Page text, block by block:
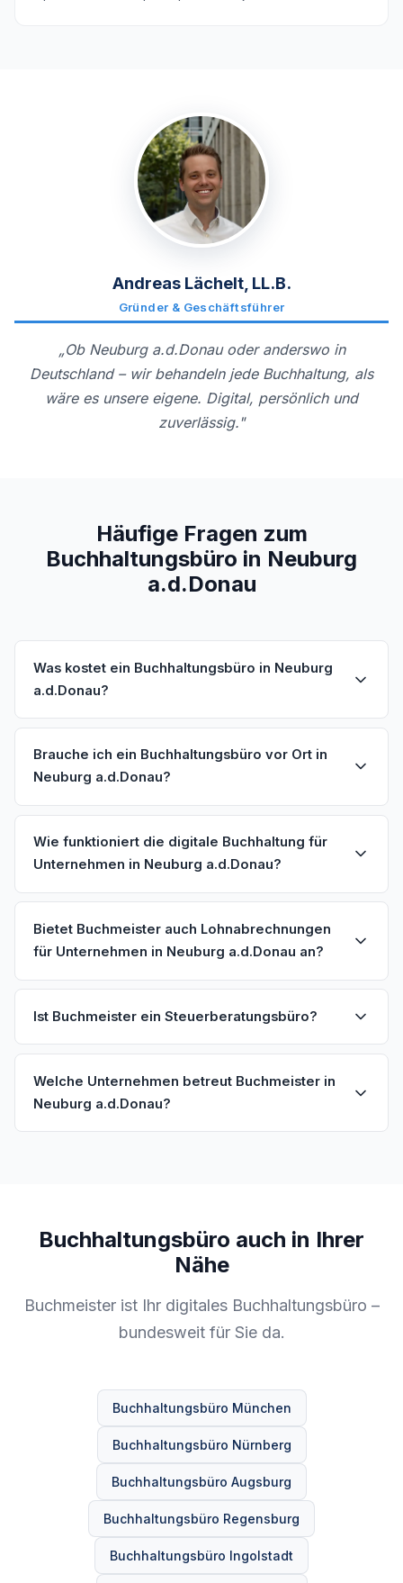
Andreas Lächelt, LL.B.
Gründer & Geschäftsführer
„Ob Neuburg a.d.Donau oder anderswo in
Deutschland – wir behandeln jede Buchhaltung, als
wäre es unsere eigene. Digital, persönlich und
zuverlässig."
Häufige Fragen zum
Buchhaltungsbüro in Neuburg
a.d.Donau
Was kostet ein Buchhaltungsbüro in Neuburg
a.d.Donau?
Brauche ich ein Buchhaltungsbüro vor Ort in
Neuburg a.d.Donau?
Wie funktioniert die digitale Buchhaltung für
Unternehmen in Neuburg a.d.Donau?
Bietet Buchmeister auch Lohnabrechnungen
für Unternehmen in Neuburg a.d.Donau an?
Ist Buchmeister ein Steuerberatungsbüro?
Welche Unternehmen betreut Buchmeister in
Neuburg a.d.Donau?
Buchhaltungsbüro auch in Ihrer
Nähe
Buchmeister ist Ihr digitales Buchhaltungsbüro –
bundesweit für Sie da.
Buchhaltungsbüro München
Buchhaltungsbüro Nürnberg
Buchhaltungsbüro Augsburg
Buchhaltungsbüro Regensburg
Buchhaltungsbüro Ingolstadt